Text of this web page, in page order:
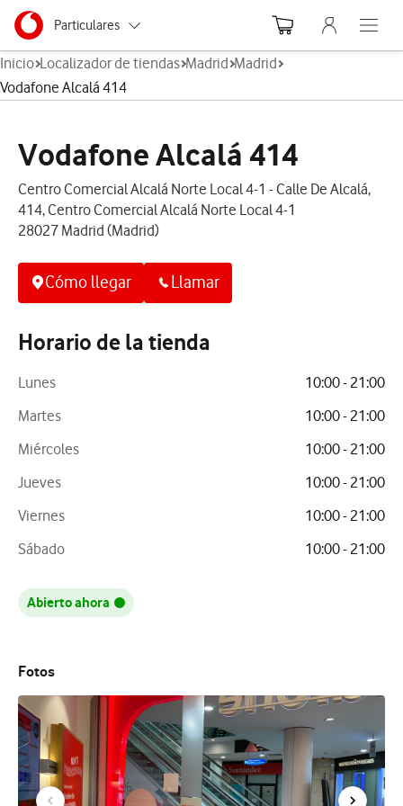
Ir a la pagina principal de vodafone.es
Menu navegación Segmento
Particulares
Autónomos
Grandes empresas
Menu
Abre el
Inicio Localizador de tiendas Madrid Madrid
Vodafone Alcalá 414
Vodafone Alcalá 414
Centro Comercial Alcalá Norte Local 4-1 - Calle De Alcalá,
414, Centro Comercial Alcalá Norte Local 4-1
28027 Madrid (Madrid)
Cómo llegar Llamar
Horario de la tienda
Lunes
10:00 - 21:00
Martes
10:00 - 21:00
Miércoles
10:00 - 21:00
Jueves
10:00 - 21:00
Viernes
10:00 - 21:00
Sábado
10:00 - 21:00
Abierto ahora
Fotos